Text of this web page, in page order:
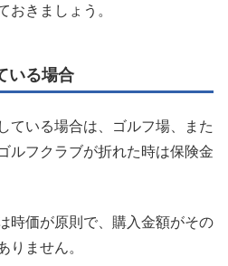
おきましょう。
いる場合
ている場合は、ゴルフ場、また
ルフクラブが折れた時は保険金
時価が原則で、購入金額がその
りません。